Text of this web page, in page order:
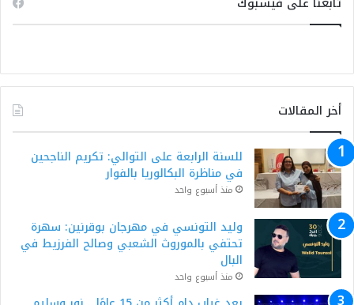
أخر المقالات
للسنة الرابعة على التوالي: تكريم الناجحين
في مناظرة البكالوريا بالفوار
منذ أسبوع واحد
وليد التونسي في مهرجان بوقرنين: سهرة
تحتفي بالموروث الشعبي وصالح الفرزيط في
البال
منذ أسبوع واحد